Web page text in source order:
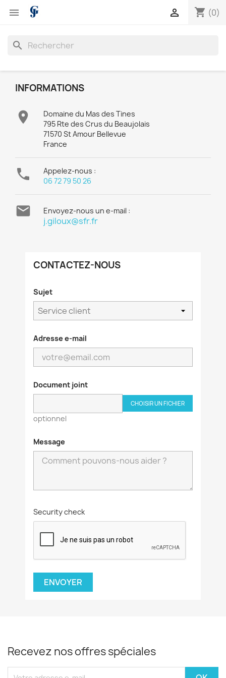
 shopping_cart (0)

search
INFORMATIONS

Domaine du Mas des Tines
795 Rte des Crus du Beaujolais
71570 St Amour Bellevue
France

Appelez-nous :
06 72 79 50 26
 Envoyez-nous un e-mail :
j.giloux@sfr.fr
CONTACTEZ-NOUS
Sujet
Adresse e-mail
Document joint
CHOISIR UN FICHIER
optionnel
Message
Security check
Recevez nos offres spéciales